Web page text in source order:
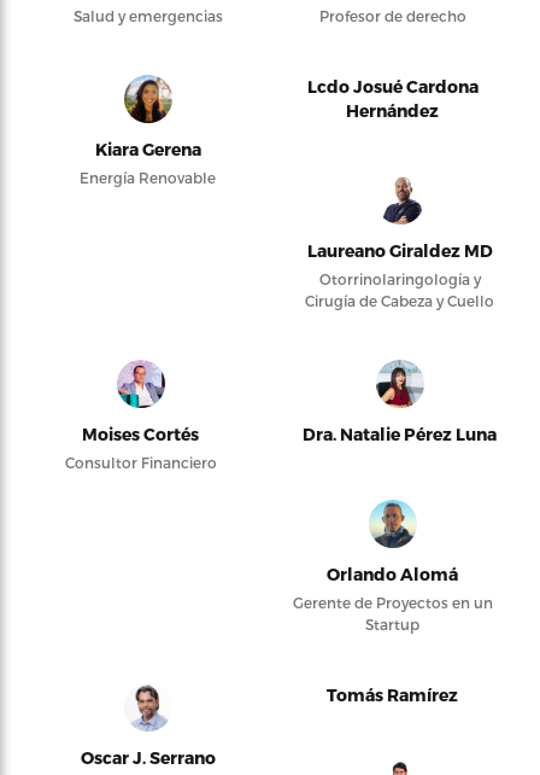
Salud y emergencias Profesor de derecho
Kiara Gerena
Energía Renovable
Lcdo Josué Cardona
Hernández
Laureano Giraldez MD
Otorrinolaringología y
Cirugía de Cabeza y Cuello
Moises Cortés
Consultor Financiero
Dra. Natalie Pérez Luna
Orlando Alomá
Gerente de Proyectos en un
Startup
Oscar J. Serrano
Tomás Ramírez